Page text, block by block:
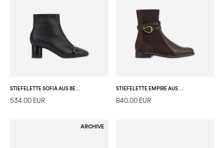
STIEFELETTE SOFIA AUS BEDRUCKTEM PONYLEDER
534.00 EUR
STIEFELETTE EMPIRE AUS KALBS- UND SPALTLEDER
840.00 EUR
ARCHIVE